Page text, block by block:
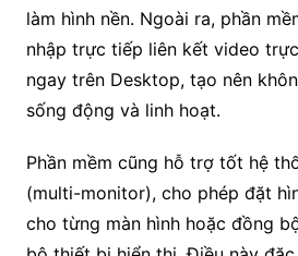
làm hình nền. Ngoài ra, phần
nhập trực tiếp liên kết video
ngay trên Desktop, tạo nên
sống động và linh hoạt.
Phần mềm cũng hỗ trợ tốt hệ
(multi-monitor), cho phép đặt
cho từng màn hình hoặc đồng